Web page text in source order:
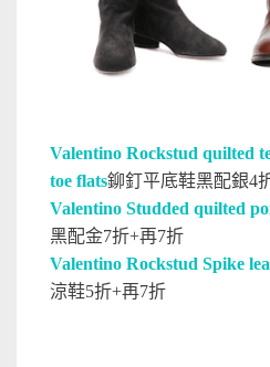
Valentino Rockstud quilted
toe flats鉚釘平底鞋黑配銀4
Valentino Studded quilted
黑配金7折+再7折
Valentino Rockstud Spike
涼鞋5折+再7折